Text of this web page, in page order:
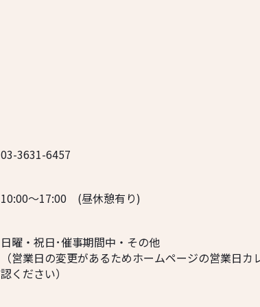
03-3631-6457
10:00～17:00 (昼休憩有り)
日曜・祝日･催事期間中・その他
（営業日の変更があるためホームページの営業日カ
認ください）